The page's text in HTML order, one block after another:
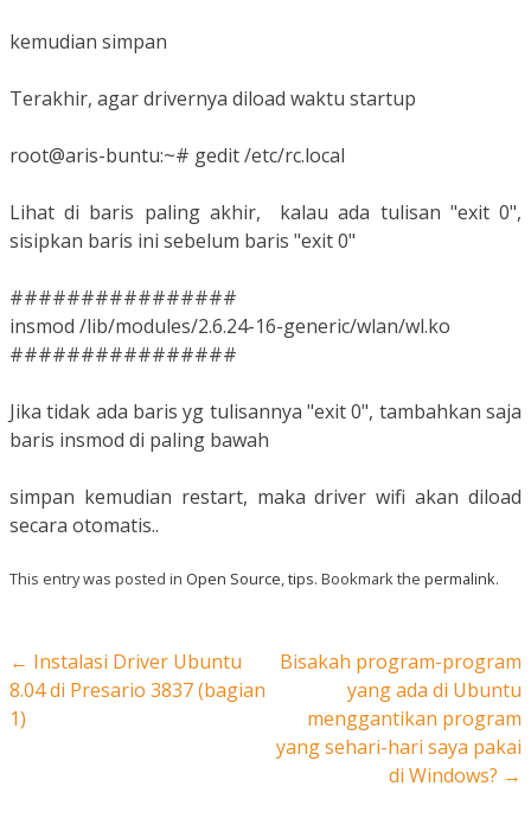
kemudian simpan
Terakhir, agar drivernya diload waktu startup
root@aris-buntu:~# gedit /etc/rc.local
Lihat di baris paling akhir, kalau ada tulisan "exit 0",
sisipkan baris ini sebelum baris "exit 0"
################
insmod /lib/modules/2.6.24-16-generic/wlan/wl.ko
################
Jika tidak ada baris yg tulisannya "exit 0", tambahkan saja
baris insmod di paling bawah
simpan kemudian restart, maka driver wifi akan diload
secara otomatis..
This entry was posted in Open Source,tips. Bookmark the permalink.
Post navigation
← Instalasi Driver Ubuntu
8.04 di Presario 3837 (bagian
1)
Bisakah program-program
yang ada di Ubuntu
menggantikan program
yang sehari-hari saya pakai
di Windows? →